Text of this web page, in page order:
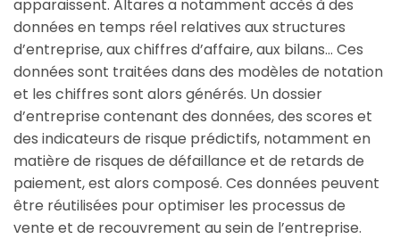
apparaissent. Altares a notamment accès à des
données en temps réel relatives aux structures
d’entreprise, aux chiffres d’affaire, aux bilans... Ces
données sont traitées dans des modèles de notation
et les chiffres sont alors générés. Un dossier
d’entreprise contenant des données, des scores et
des indicateurs de risque prédictifs, notamment en
matière de risques de défaillance et de retards de
paiement, est alors composé. Ces données peuvent
être réutilisées pour optimiser les processus de
vente et de recouvrement au sein de l’entreprise.